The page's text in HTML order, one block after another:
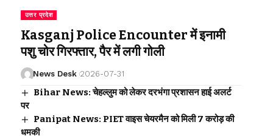
उत्तर प्रदेश
Kasganj Police Encounter में इनामी
पशु चोर गिरफ्तार, पैर में लगी गोली
News Desk 2026-07-31
Bihar News: चेहल्लुम को लेकर दरभंगा प्रशासन हाई अलर्ट
पर
Panipat News: PIET वाइस चेयरमैन को मिली 7 करोड़ की
धमकी